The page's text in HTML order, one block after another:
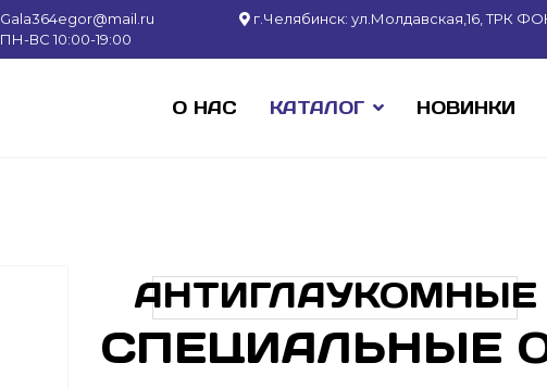
Gala364egor@mail.ru
ПН-ВС 10:00-19:00
г.Челябинск: ул.Молдавская,16, ТРК
О НАС КАТАЛОГ НОВИНКИ
АНТИГЛАУКОМНЫЕ
СПЕЦИАЛЬНЫЕ